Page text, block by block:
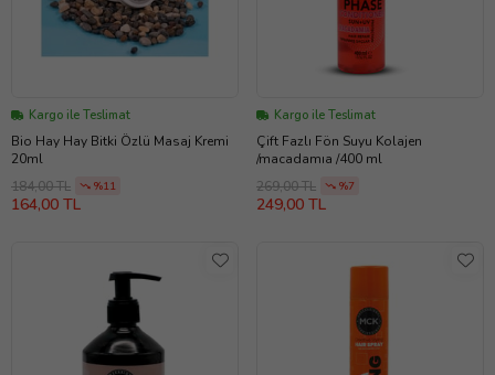
Kargo ile Teslimat
Bio Hay Hay Bitki Özlü Masaj Kremi
20ml
184,00 TL
%11
164,00 TL
Kargo ile Teslimat
Çift Fazlı Fön Suyu Kolajen
/macadamıa /400 ml
269,00 TL
%7
249,00 TL